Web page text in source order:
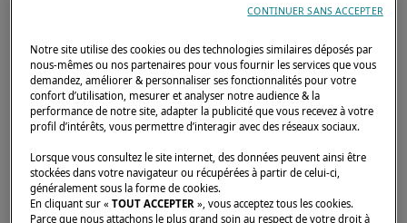
Accueil Concessionnaires NAOS YACHTS - SAN FRANCISCO
Notre site utilise des cookies ou des technologies similaires déposés par
nous-mêmes ou nos partenaires pour vous fournir les services que vous
demandez, améliorer & personnaliser ses fonctionnalités pour votre
confort d’utilisation, mesurer et analyser notre audience & la
performance de notre site, adapter la publicité que vous recevez à votre
profil d’intérêts, vous permettre d’interagir avec des réseaux sociaux.
Lorsque vous consultez le site internet, des données peuvent ainsi être
stockées dans votre navigateur ou récupérées à partir de celui-ci,
généralement sous la forme de cookies.
En cliquant sur «TOUT ACCEPTER », vous acceptez tous les cookies.
Parce que nous attachons le plus grand soin au respect de votre droit à
CONTINUER SANS ACCEPTER